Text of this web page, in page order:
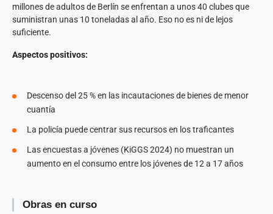
millones de adultos de Berlín se enfrentan a unos 40 clubes que
suministran unas 10 toneladas al año. Eso no es ni de lejos
suficiente.
Aspectos positivos:
Descenso del 25 % en las incautaciones de bienes de menor
cuantía
La policía puede centrar sus recursos en los traficantes
Las encuestas a jóvenes (KiGGS 2024) no muestran un
aumento en el consumo entre los jóvenes de 12 a 17 años
Obras en curso